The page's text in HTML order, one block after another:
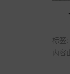
标签:
内容